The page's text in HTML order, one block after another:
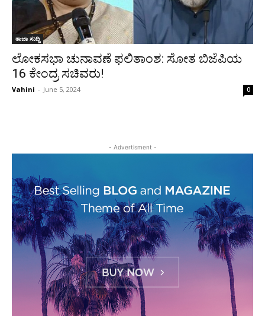
ತಾಜಾ ಸುದ್ದಿ
ಲೋಕಸಭಾ ಚುನಾವಣೆ ಫಲಿತಾಂಶ: ಸೋತ ಬಿಜೆಪಿಯ
16 ಕೇಂದ್ರ ಸಚಿವರು!
Vahini - June 5, 2024 0
- Advertisment -